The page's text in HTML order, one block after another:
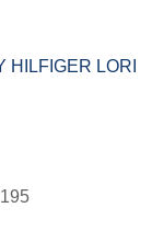
HILFIGER LORI